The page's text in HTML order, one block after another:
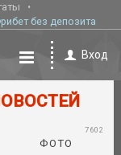
без депозита
Вход
ФОТО
7602